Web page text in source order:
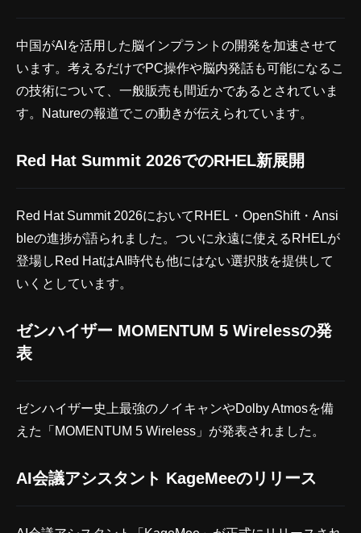
中国がAIを活用した脳インプラントの開発を加速させて
います。考えるだけでPC操作や脳内発話も可能になるこ
の技術について、一般販売も間近かであるとされていま
す。Natureの報道でこの動きが伝えられています。
Red Hat Summit 2026でのRHEL新展開
Red Hat Summit 2026においてRHEL・OpenShift・Ansi
bleの進捗が語られました。ついに永遠に使えるRHELが
登場しRed HatはAI時代も他にはない選択肢を提供して
いくとしています。
ゼンハイザー MOMENTUM 5 Wirelessの発
表
ゼンハイザー史上最強のノイキャンやDolby Atmosを備
えた「MOMENTUM 5 Wireless」が発表されました。
AI会議アシスタント KageMeeのリリース